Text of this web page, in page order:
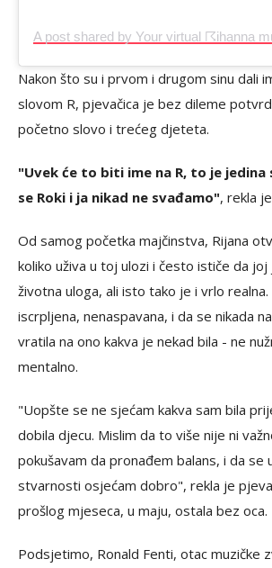
Nakon što su i prvom i drugom sinu dali
slovom R, pjevačica je bez dileme
početno slovo i trećeg djeteta.
"Uvek će to biti ime na R, to je
se Roki i ja nikad ne svađamo", rekla
Od samog početka majčinstva, Rijana
koliko uživa u toj ulozi i često ističe da
životna uloga, ali isto tako je i vrlo
iscrpljena, nenaspavana, i da se nikada
vratila na ono kakva je nekad bila - ne
mentalno.
"Uopšte se ne sjećam kakva sam bila
dobila djecu. Mislim da to više nije ni
pokušavam da pronađem balans, i da se
stvarnosti osjećam dobro", rekla je
prošlog mjeseca, u maju, ostala bez oca.
Podsjetimo, Ronald Fenti, otac muzičke